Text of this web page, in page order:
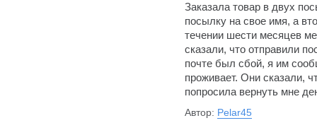
Заказала товар в двух
посылку на свое имя, а
течении шести месяцев
сказали, что отправили
почте был сбой, я им
проживает. Они сказали,
попросила вернуть мне
Автор: Pelar45